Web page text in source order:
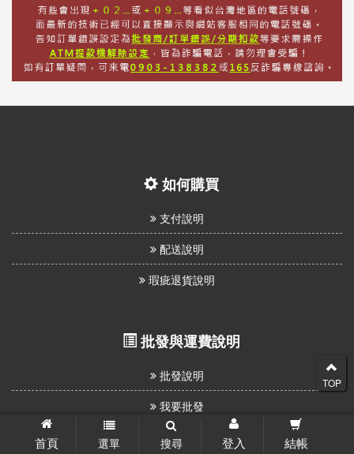
首頁 選單 搜尋 登入 結帳
如何購買
支付說明
配送說明
瑕疵退貨說明
批發與運費說明
批發說明
我要批發
TOP